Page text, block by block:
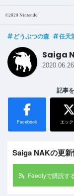
©2020 Nintendo
どうぶつの森 任天
Saiga
2020.06.26
記事
Facebook エッ
Saiga NAKの更
Feedlyで購読す